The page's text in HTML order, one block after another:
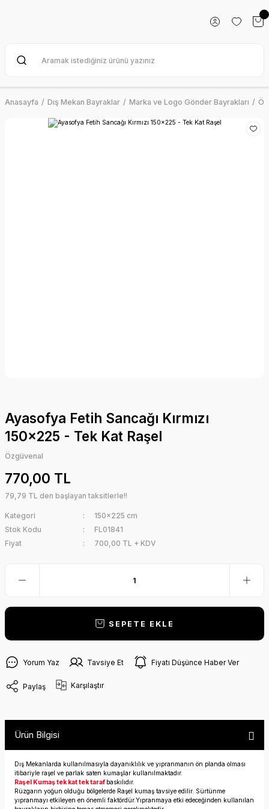
Anasayfa Dış Mekan Bayraklar Marka ve Logo Gönder Bayrakları
Ayasofya Fetih Sancağı Kırmızı
150x225 - Tek Kat Raşel
Özgüvenal
770,00 TL
79,79 TL den başlayan taksitlerle!!
Kategori
150x225 cm
Stok Kodu
FL01841
Fiyat
700,00 TL + KDV
SEPETE EKLE
Yorum Yaz Tavsiye Et Fiyatı Düşünce Haber Ver
Paylaş Karşılaştır
Ürün Bilgisi
Dış Mekanlarda kullanılmasıyla dayanıklılık ve yıpranmanın ön planda olması
itibariyle raşel ve parlak saten kumaşlar kullanılmaktadır.
Raşel Kumaş tek kat tek taraf baskılıdır.
Rüzgarın yoğun olduğu bölgelerde Raşel kumaş tavsiye edilir. Sürtünme
yıpranmayı etkileyen en önemli faktördür.Yıpranmaya etki edeceğinden kullanılan